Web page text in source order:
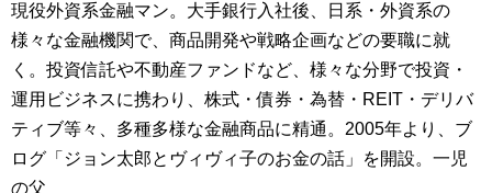
現役外資系金融マン。大手銀行入社後、日系・外資系の
様々な金融機関で、商品開発や戦略企画などの要職に就
く。投資信託や不動産ファンドなど、様々な分野で投資・
運用ビジネスに携わり、株式・債券・為替・REIT・デリバ
ティブ等々、多種多様な金融商品に精通。2005年より、ブ
ログ「ジョン太郎とヴィヴィ子のお金の話」を開設。一児
の父